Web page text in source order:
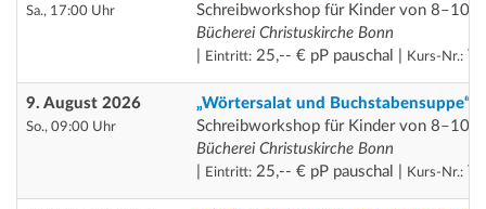
Sa., 17:00 Uhr
Schreibworkshop für Kinder von 8–10
Bücherei Christuskirche Bonn
Eintritt: 25,-- € pP pauschal | Kurs-Nr.:
9. August 2026
So., 09:00 Uhr
„Wörtersalat und Buchstabensuppe“
Schreibworkshop für Kinder von 8–10
Bücherei Christuskirche Bonn
Eintritt: 25,-- € pP pauschal | Kurs-Nr.: